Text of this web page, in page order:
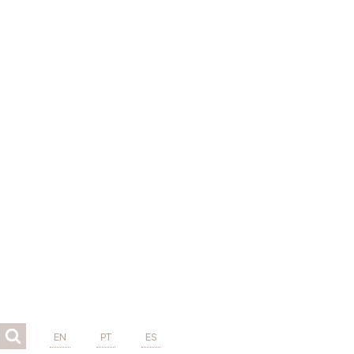
EN PT ES